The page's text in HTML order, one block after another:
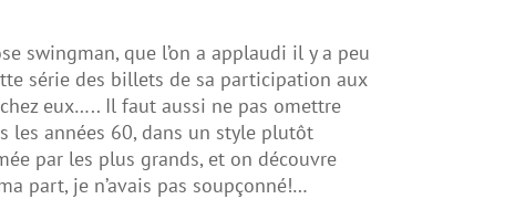
swingman, que l’on a applaudi il y a peu
série des billets de sa participation aux
eux….. Il faut aussi ne pas omettre
les années 60, dans un style plutôt
par les plus grands, et on découvre
part, je n’avais pas soupçonné!…